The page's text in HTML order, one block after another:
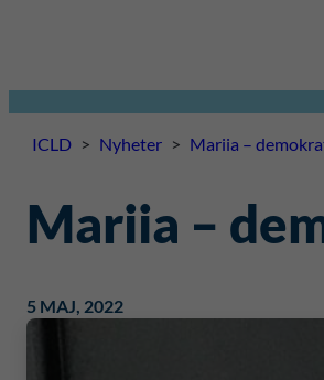
ICLD > Nyheter > Mariia –
Mariia –
5 MAJ, 2022